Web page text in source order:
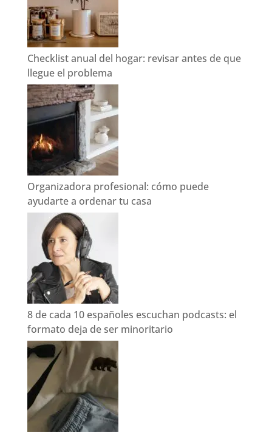
Checklist anual del hogar: revisar antes de que
llegue el problema
Organizadora profesional: cómo puede
ayudarte a ordenar tu casa
8 de cada 10 españoles escuchan podcasts: el
formato deja de ser minoritario